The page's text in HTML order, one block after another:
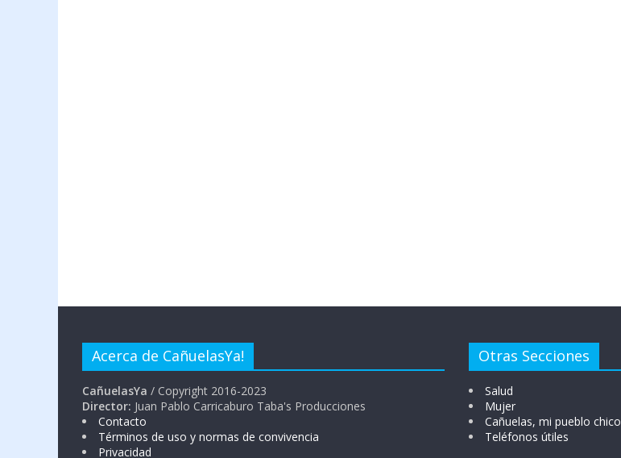
Acerca de CañuelasYa!
CañuelasYa / Copyright 2016-2023
Director: Juan Pablo Carricaburo Taba's Producciones
Contacto
Términos de uso y normas de convivencia
Privacidad
Otras Secciones
Salud
Mujer
Cañuelas, mi pueblo chico
Teléfonos útiles